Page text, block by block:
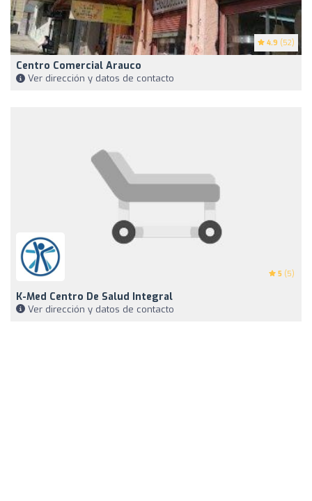
4.9 (52)
Centro Comercial Arauco
Ver dirección y datos de contacto
5 (5)
K-Med Centro De Salud Integral
Ver dirección y datos de contacto